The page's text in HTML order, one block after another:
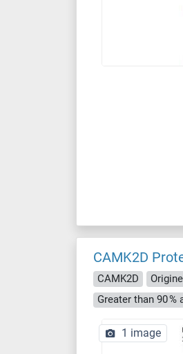
CAMK2D
CAMK2D
Greater than 90 %
1 image